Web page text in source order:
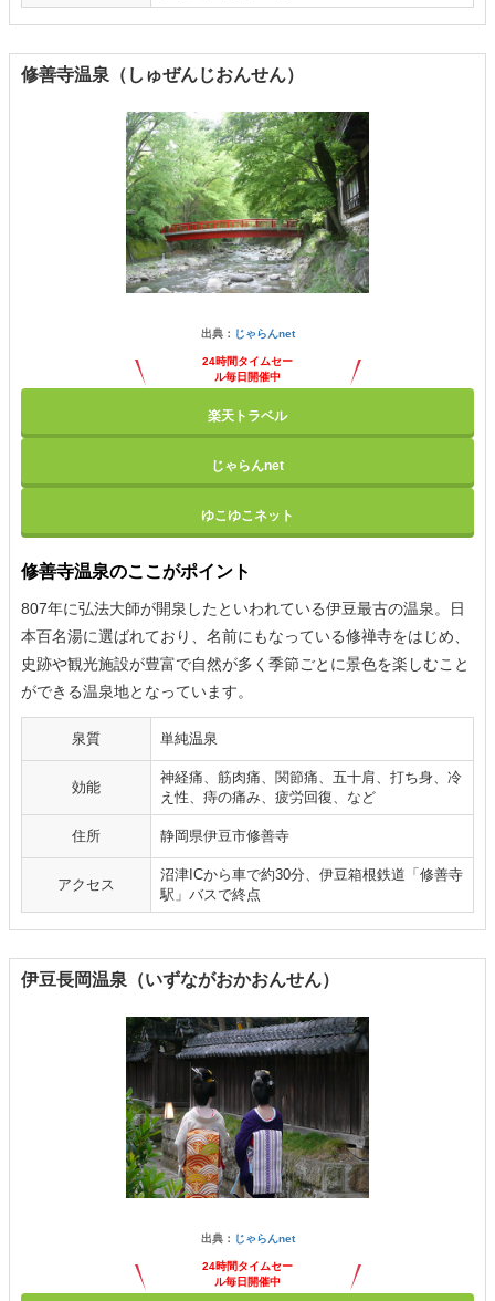
修善寺温泉（しゅぜんじおんせん）
出典： じゃらんnet
24時間タイムセー
ル毎日開催中
楽天トラベル
じゃらんnet
ゆこゆこネット
修善寺温泉のここがポイント
807年に弘法大師が開泉したといわれている伊豆最古の温泉。日
本百名湯に選ばれており、名前にもなっている修禅寺をはじめ、
史跡や観光施設が豊富で自然が多く季節ごとに景色を楽しむこと
ができる温泉地となっています。
泉質 単純温泉
効能
神経痛、筋肉痛、関節痛、五十肩、打ち身、冷
え性、痔の痛み、疲労回復、など
住所 静岡県伊豆市修善寺
アクセス
沼津ICから車で約30分、伊豆箱根鉄道「修善寺
駅」バスで終点
伊豆長岡温泉（いずながおかおんせん）
出典： じゃらんnet
24時間タイムセー
ル毎日開催中